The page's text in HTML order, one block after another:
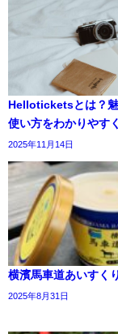
Helloticketsとは？
使い方をわかりやす
2025年11月14日
横濱馬車道あいすく
2025年8月31日